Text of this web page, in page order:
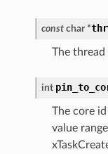
const char *
The thread
int
The core
value